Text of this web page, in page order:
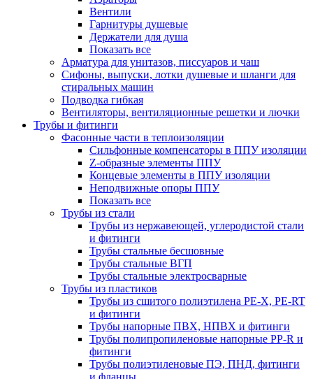
Вентили
Гарнитуры душевые
Держатели для душа
Показать все
Арматура для унитазов, писсуаров и чаш
Сифоны, выпуски, лотки душевые и шланги для
стиральных машин
Подводка гибкая
Вентиляторы, вентиляционные решетки и лючки
Трубы и фитинги
Фасонные части в теплоизоляции
Cильфонные компенсаторы в ППУ изоляции
Z-образные элементы ППУ
Концевые элементы в ППУ изоляции
Неподвижные опоры ППУ
Показать все
Трубы из стали
Трубы из нержавеющей, углеродистой стали
и фитинги
Трубы стальные бесшовные
Трубы стальные ВГП
Трубы стальные электросварные
Трубы из пластиков
Трубы из сшитого полиэтилена PE-X, PE-RT
и фитинги
Трубы напорные ПВХ, НПВХ и фитинги
Трубы полипропиленовые напорные PP-R и
фитинги
Трубы полиэтиленовые ПЭ, ПНД, фитинги
и фланцы